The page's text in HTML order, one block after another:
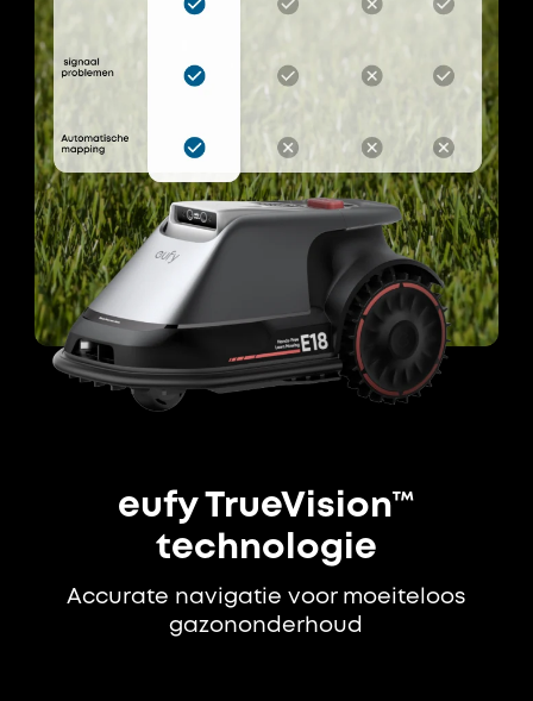
eufy TrueVision™
technologie
Accurate navigatie voor moeiteloos
gazononderhoud